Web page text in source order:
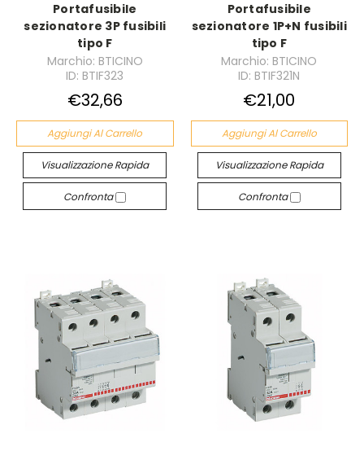
Portafusibile
sezionatore 3P fusibili
tipo F
Marchio: BTICINO
ID: BTIF323
€32,66
Aggiungi Al Carrello
Visualizzazione Rapida
Confronta
Portafusibile
sezionatore 1P+N fusibili
tipo F
Marchio: BTICINO
ID: BTIF321N
€21,00
Aggiungi Al Carrello
Visualizzazione Rapida
Confronta